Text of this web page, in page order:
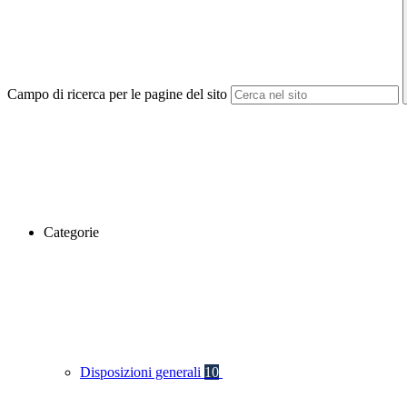
Campo di ricerca per le pagine del sito
Categorie
Disposizioni generali 10